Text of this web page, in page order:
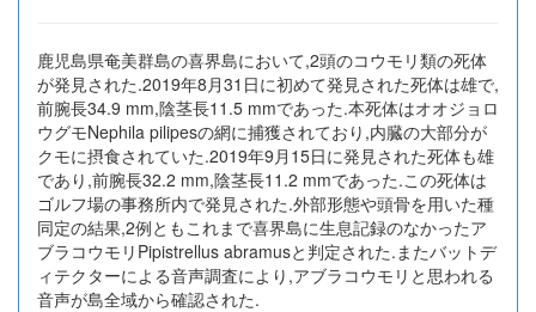
鹿児島県奄美群島の喜界島において,2頭のコウモリ類の死体
が発見された.2019年8月31日に初めて発見された死体は雄で,
前腕長34.9 mm,陰茎長11.5 mmであった.本死体はオオジョロ
ウグモNephila pilipesの網に捕獲されており,内臓の大部分が
クモに摂食されていた.2019年9月15日に発見された死体も雄
であり,前腕長32.2 mm,陰茎長11.2 mmであった.この死体は
ゴルフ場の事務所内で発見された.外部形態や頭骨を用いた種
同定の結果,2例ともこれまで喜界島に生息記録のなかったア
ブラコウモリPipistrellus abramusと判定された.またバットデ
ィテクターによる音声調査により,アブラコウモリと思われる
音声が島全域から確認された.